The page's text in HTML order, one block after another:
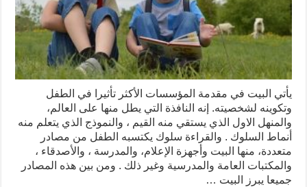
يأتي البيت في مقدمة المؤسسات الأكثر تأثيرا في الطفل
وتكوينه لشخصيته. إنه النافذة التي يطل منها على العالم،
والمنهل الاول الذي يستقي منه القيم ، والنموذج الذي يتعلم منه
أنماط السلوك . والقراءة سلوك يكتسبه الطفل من مصادر
متعددة، منها البيت وأجهزة الإعلام، والمدرسة ، والأصدقاء ،
والمكتبات العامة والمدرسية وغير ذلك . ومن بين هذه المصادر
جميعا يبرز البيت …